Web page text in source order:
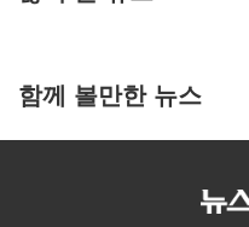
함께 볼만한 뉴스